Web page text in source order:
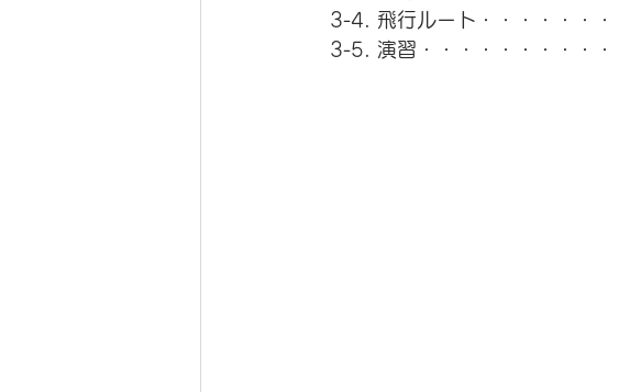
3-4. 飛行ルート・・・・・・・
   3-5. 演習・・・・・・・・・・